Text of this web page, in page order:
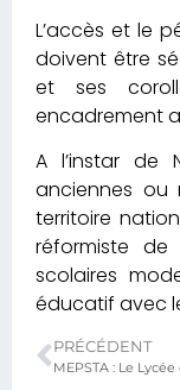
L’accès et le
doivent être
et ses
encadrement
A l’instar de
anciennes ou
territoire
réformiste de
scolaires
éducatif avec
PRÉCÉDENT